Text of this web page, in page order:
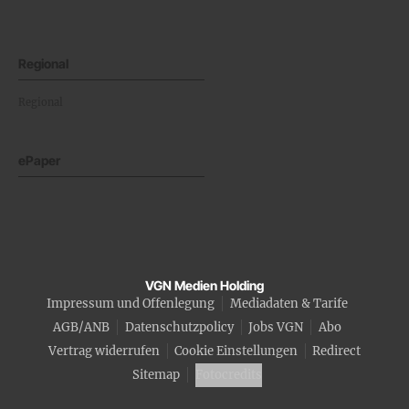
VGN Medien Holding
Impressum und Offenlegung
Mediadaten & Tarife
AGB/ANB
Datenschutzpolicy Jobs VGN
Abo
Vertrag widerrufen
Cookie Einstellungen
Redirect
Sitemap